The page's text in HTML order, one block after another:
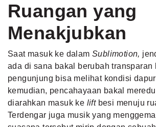
Ruangan yang
Menakjubkan
Saat masuk ke dalam Sublimotion,
ada di sana bakal berubah transparan
pengunjung bisa melihat kondisi
kemudian, pencahayaan bakal
diarahkan masuk ke lift besi menuju
Terdengar juga musik yang